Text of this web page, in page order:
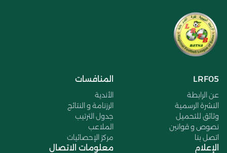
LRF05
عن الرابطة
النشرة الرسمية
وثائق للتحميل
نصوص و قوانين
اتصل بنا
المنافسات
الأندية
الرزنامة و النتائج
جدول الترتيب
الملاعب
مركز الإحصائيات
الإعلام معلومات الاتصال